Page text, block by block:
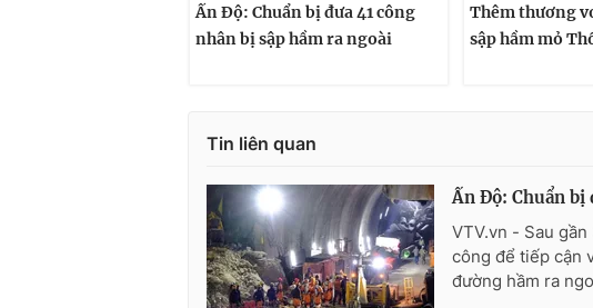
Ấn Độ: Chuẩn bị đưa 41 công
nhân bị sập hầm ra ngoài
Thêm thương
sập hầm mỏ
Tin liên quan
Ấn Độ: Chuẩn bị
VTV.vn - Sau
công để tiếp cận
đường hầm ra